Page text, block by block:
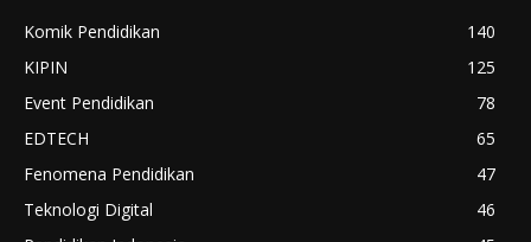
Komik Pendidikan
140
KIPIN
125
Event Pendidikan
78
EDTECH
65
Fenomena Pendidikan
47
Teknologi Digital
46